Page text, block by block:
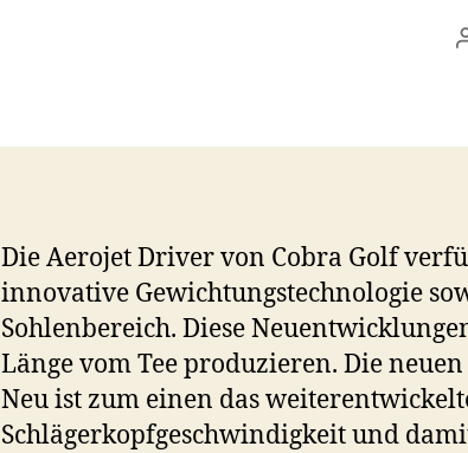
Die Aerojet Driver von Cobra Golf
innovative Gewichtungstechnologie
Sohlenbereich. Diese
Länge vom Tee produzieren. Die
Neu ist zum einen das
Schlägerkopfgeschwindigkeit und